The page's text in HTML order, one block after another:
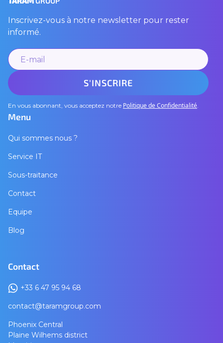
Inscrivez-vous à notre newsletter pour rester
informé.
En vous abonnant, vous acceptez notre Politique de Confidentialité.
Menu
Qui sommes nous ?
Service IT
Sous-traitance
Contact
Equipe
Blog
Contact
+33 6 47 95 94 68
contact@taramgroup.com
Phoenix Central
Plaine Wilhems district